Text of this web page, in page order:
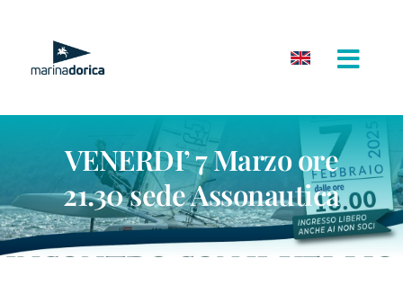
contenuto
VENERDI’ 7 Marzo ore
21.30 sede Assonautica